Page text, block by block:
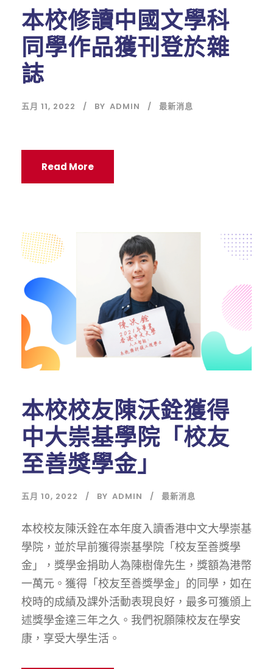
本校修讀中國文學科
同學作品獲刊登於雜
誌
五月 11, 2022 BY ADMIN 最新消息
Read More
本校校友陳沃銓獲得
中大崇基學院「校友
至善獎學金」
五月 10, 2022 BY ADMIN 最新消息
本校校友陳沃銓在本年度入讀香港中文大學崇基
學院，並於早前獲得崇基學院「校友至善獎學
金」，獎學金捐助人為陳樹偉先生，獎額為港幣
一萬元。獲得「校友至善獎學金」的同學，如在
校時的成績及課外活動表現良好，最多可獲頒上
述獎學金達三年之久。我們祝願陳校友在學安
康，享受大學生活。